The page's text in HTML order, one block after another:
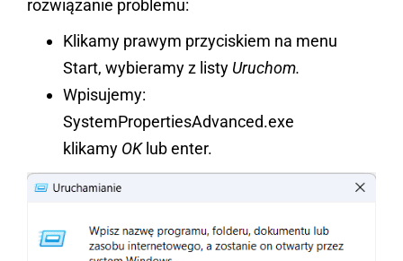
rozwiązanie problemu:
Klikamy prawym przyciskiem na menu
Start, wybieramy z listy Uruchom.
Wpisujemy:
SystemPropertiesAdvanced.exe
klikamy OKlub enter.